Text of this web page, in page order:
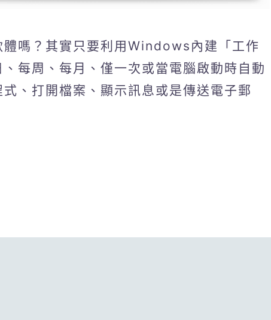
體嗎？其實只要利用Windows內建「工作
每周、每月、僅一次或當電腦啟動時自動
、打開檔案、顯示訊息或是傳送電子郵